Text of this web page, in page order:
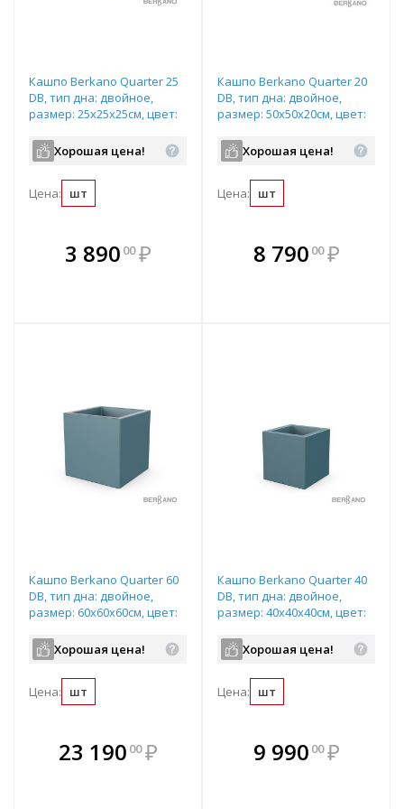
Кашпо Berkano Quarter 25
DB, тип дна: двойное,
размер: 25x25x25см, цвет:
Хорошая цена!
Цена: шт
3 890 00 ₽
В комплекте
всегда выгоднее!
Кашпо Berkano Quarter 20
DB, тип дна: двойное,
размер: 50x50x20см, цвет:
Хорошая цена!
Цена: шт
В комплекте
всегда выгоднее!
8 790 00 ₽
Кашпо Berkano Quarter 60
DB, тип дна: двойное,
размер: 60x60x60см, цвет:
Хорошая цена!
Цена: шт
23 190 00 ₽
В комплекте
всегда выгоднее!
Кашпо Berkano Quarter 40
DB, тип дна: двойное,
размер: 40x40x40см, цвет:
Хорошая цена!
Цена: шт
В комплекте
всегда выгоднее!
9 990 00 ₽